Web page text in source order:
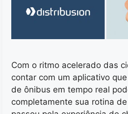
Com o ritmo acelerado das
contar com um aplicativo
de ônibus em tempo real
completamente sua rotina